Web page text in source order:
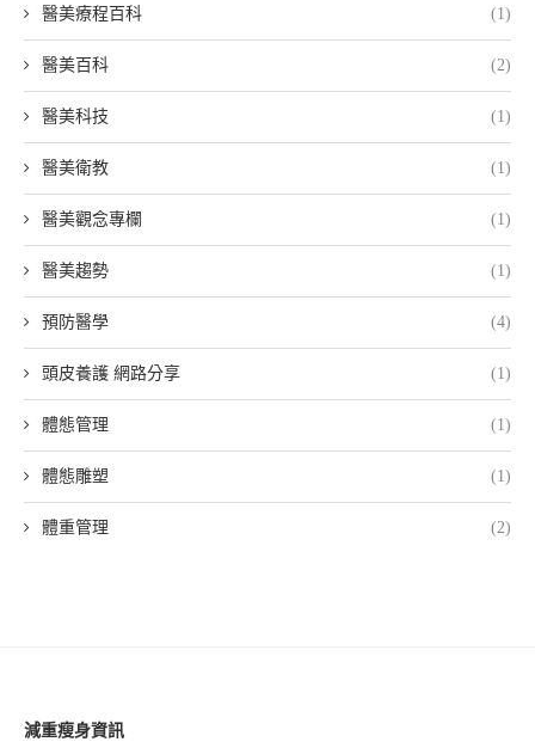
醫美療程百科 (1)
醫美百科 (2)
醫美科技 (1)
醫美衛教 (1)
醫美觀念專欄 (1)
醫美趨勢 (1)
預防醫學 (4)
頭皮養護 網路分享 (1)
體態管理 (1)
體態雕塑 (1)
體重管理 (2)
減重瘦身資訊